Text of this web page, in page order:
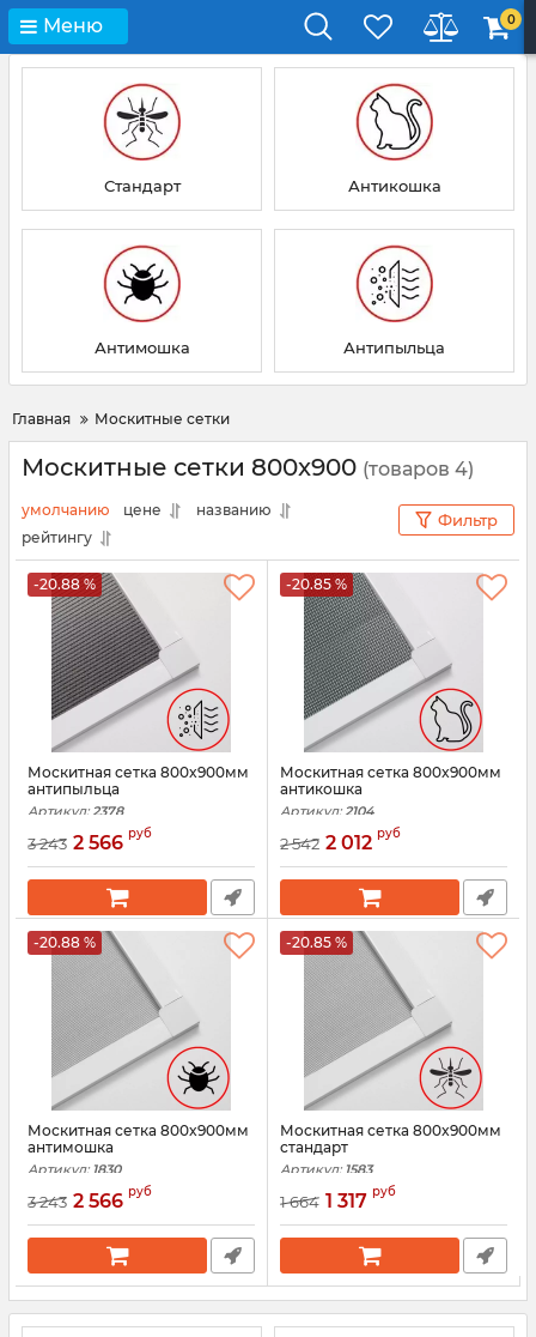
Меню 0
Стандарт Антикошка
Антимошка Антипыльца
Главная Москитные сетки
Москитные сетки 800x900 (товаров 4)
умолчанию цене
названию
рейтингу
Фильтр
-20.88 %
Москитная сетка 800x900мм
антипыльца
Артикул: 2378
3 243 2 566 руб
-20.85 %
Москитная сетка 800x900мм
антикошка
Артикул: 2104
2 542 2 012 руб
-20.88 %
Москитная сетка 800x900мм
антимошка
Артикул: 1830
3 243 2 566 руб
-20.85 %
Москитная сетка 800x900мм
стандарт
Артикул: 1583
1 664 1 317 руб